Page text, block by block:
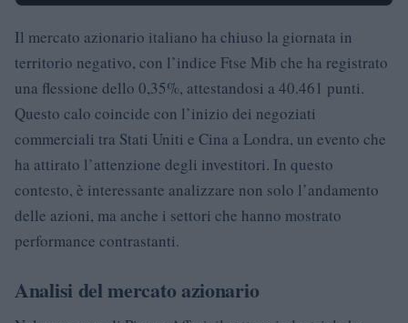
Il mercato azionario italiano ha chiuso la giornata in
territorio negativo, con l’indice Ftse Mib che ha registrato
una flessione dello 0,35%, attestandosi a 40.461 punti.
Questo calo coincide con l’inizio dei negoziati
commerciali tra Stati Uniti e Cina a Londra, un evento che
ha attirato l’attenzione degli investitori. In questo
contesto, è interessante analizzare non solo l’andamento
delle azioni, ma anche i settori che hanno mostrato
performance contrastanti.
Analisi del mercato azionario